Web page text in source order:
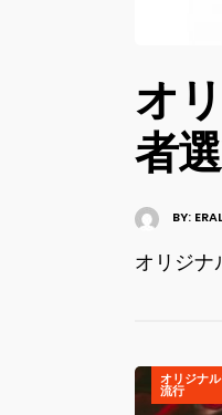
オ
者
BY:
オリジナ
オリジナ
流行